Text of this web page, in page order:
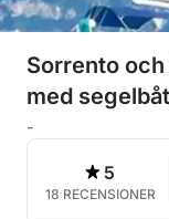
Sorrento
med
-
5
18 RECENSIONER